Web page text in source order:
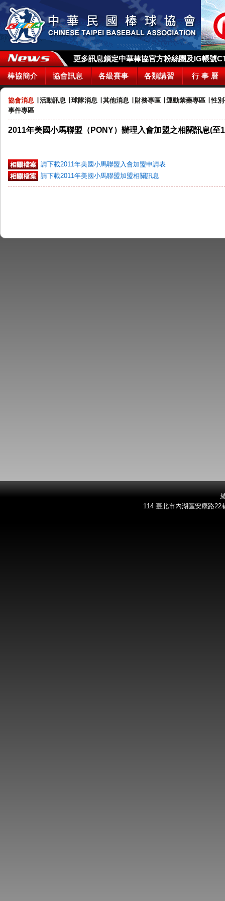
更多訊息鎖定中華棒協官方粉絲團及IG帳號
棒協簡介 協會訊息 各級賽事 各類講習 行 事 曆
協會消息 活動訊息 球隊消息 其他消息 財務專區 運動禁藥專區 ∣性
事件專區
2011年美國小馬聯盟（PONY）辦理入會加盟之相關訊息(至
請下載2011年美國小馬聯盟入會加盟申請表
請下載2011年美國小馬聯盟加盟相關訊息
114 臺北市內湖區安康路22